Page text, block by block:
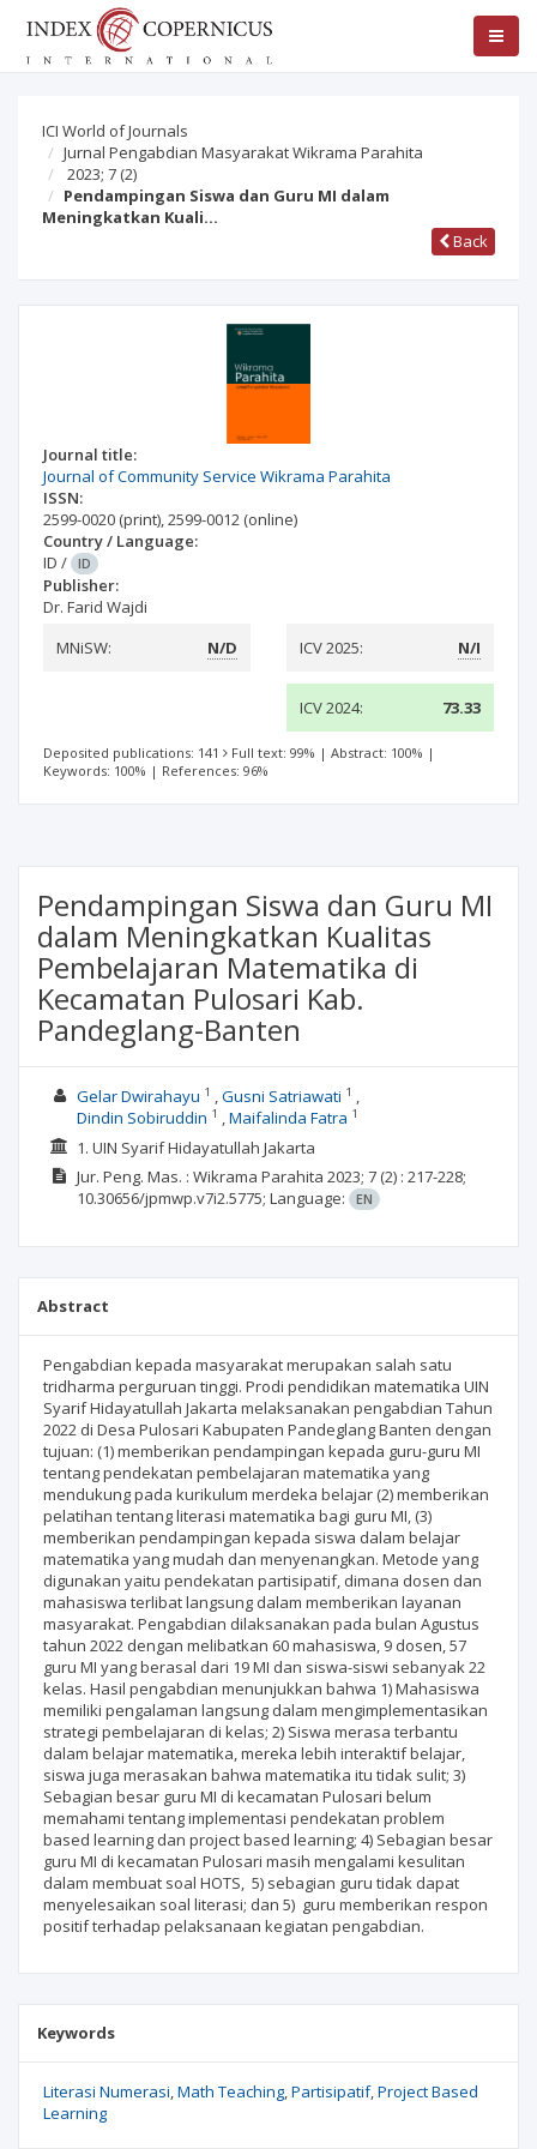
ICI World of Journals
Jurnal Pengabdian Masyarakat Wikrama Parahita
2023; 7 (2)
Pendampingan Siswa dan Guru MI dalam
Meningkatkan Kuali…
Back
Journal title:
Journal of Community Service Wikrama Parahita
ISSN:
2599-0020 (print),2599-0012 (online)
Country / Language:
ID / ID
Publisher:
Dr. Farid Wajdi
MNiSW:
N/D ICV 2025: N/I
ICV 2024: 73.33
Deposited publications: 141 Full text: 99% | Abstract: 100% |
Keywords: 100% | References: 96%
Pendampingan Siswa dan Guru MI
dalam Meningkatkan Kualitas
Pembelajaran Matematika di
Kecamatan Pulosari Kab.
Pandeglang-Banten
Gelar Dwirahayu 1 Gusni Satriawati 1
Dindin Sobiruddin 1 Maifalinda Fatra 1
1. UIN Syarif Hidayatullah Jakarta
Jur. Peng. Mas. : Wikrama Parahita 2023; 7(2) : 217-228;
10.30656/jpmwp.v7i2.5775; Language: EN
Abstract
Pengabdian kepada masyarakat merupakan salah satu
tridharma perguruan tinggi. Prodi pendidikan matematika UIN
Syarif Hidayatullah Jakarta melak­sanakan pengabdian Tahun
2022 di Desa Pulosari Kabupaten Pandeglang Banten dengan
tujuan: (1) memberikan pendampingan kepada guru-guru MI
tentang pendekatan pembelajaran matematika yang
mendukung pada kurikulum merdeka belajar (2) memberikan
pelatihan tentang literasi matematika bagi guru MI, (3)
memberikan pendampingan kepada siswa dalam belajar
matematika yang mudah dan menyenangkan. Metode yang
digunakan yaitu pendekatan partisipatif, dimana dosen dan
mahasiswa ter­libat langsung dalam memberikan layanan
masyarakat. Pengabdian dilaksa­nakan pada bulan Agustus
tahun 2022 dengan melibatkan 60 mahasiswa, 9 dosen, 57
guru MI yang berasal dari 19 MI dan siswa-siswi sebanyak 22
kelas. Hasil pengabdian menunjukkan bahwa 1) Mahasiswa
memiliki pengalaman langsung dalam mengimplementasikan
strategi pembelajaran di kelas; 2) Siswa merasa terbantu
dalam belajar matematika, mereka lebih interaktif belajar,
siswa juga merasakan bahwa matematika itu tidak sulit; 3)
Sebagian besar guru MI di kecamatan Pulosari belum
memahami tentang implementasi pendekatan problem
based learning dan project based learning; 4) Sebagian besar
guru MI di kecamatan Pulosari masih mengalami kesulitan
dalam membuat soal HOTS, 5) sebagian guru tidak dapat
menyelesaikan soal literasi; dan 5) guru memberikan respon
positif terhadap pelaksanaan kegiatan pengabdian.
Keywords
Literasi Numerasi Math Teaching Partisipatif Project Based
Learning